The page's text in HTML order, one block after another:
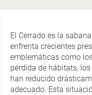
El Cerrado es la
enfrenta crecientes
emblemáticas como
pérdida de hábitats,
han reducido
adecuado. Esta